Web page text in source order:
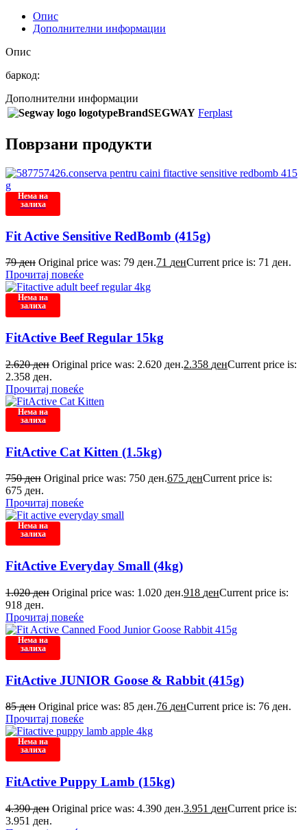
Опис
Дополнителни информации
Опис
баркод:
Дополнителни информации
BrandSEGWAY Ferplast
Поврзани продукти
Нема на
залиха
Fit Active Sensitive RedBomb (415g)
79ден Original price was: 79 ден.71 денCurrent price is: 71 ден.
Прочитај повеќе
Нема на
залиха
FitActive Beef Regular 15kg
2.620ден Original price was: 2.620 ден.2.358 денCurrent price is:
2.358 ден.
Прочитај повеќе
Нема на
залиха
FitActive Cat Kitten (1.5kg)
750ден Original price was: 750 ден.675 денCurrent price is:
675 ден.
Прочитај повеќе
Нема на
залиха
FitActive Everyday Small (4kg)
1.020ден Original price was: 1.020 ден.918 денCurrent price is:
918 ден.
Прочитај повеќе
Нема на
залиха
FitActive JUNIOR Goose & Rabbit (415g)
85ден Original price was: 85 ден.76 денCurrent price is: 76 ден.
Прочитај повеќе
Нема на
залиха
FitActive Puppy Lamb (15kg)
4.390ден Original price was: 4.390 ден.3.951 денCurrent price is:
3.951 ден.